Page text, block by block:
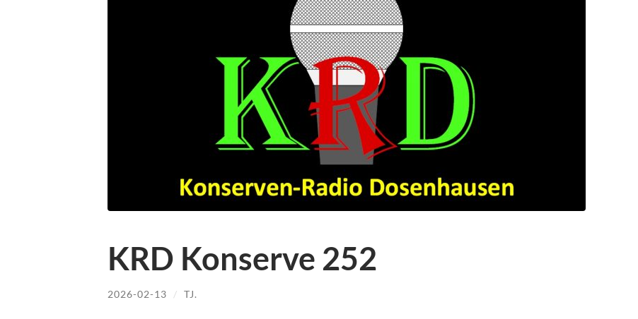
KRD Konserve 252
2026-02-13 / TJ.